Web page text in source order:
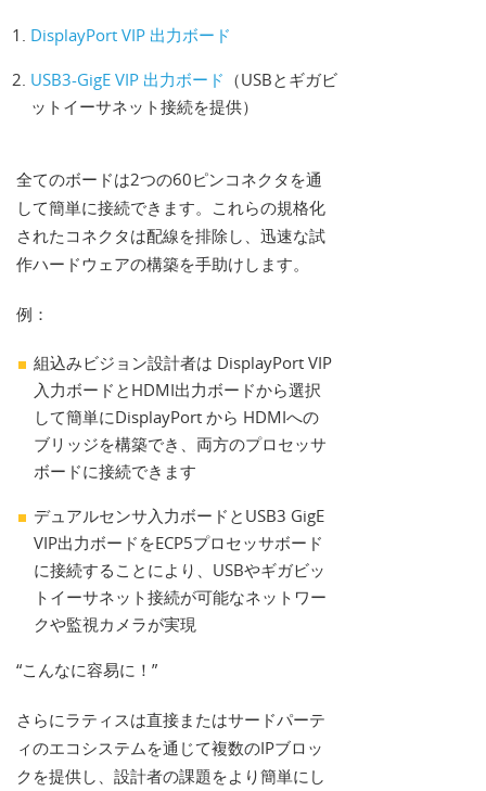
DisplayPort VIP 出力ボード
USB3-GigE VIP 出力ボード （USBとギガビ
ットイーサネット接続を提供）
全てのボードは2つの60ピンコネクタを通
して簡単に接続できます。これらの規格化
されたコネクタは配線を排除し、迅速な試
作ハードウェアの構築を手助けします。
例：
組込みビジョン設計者は DisplayPort VIP
入力ボードとHDMI出力ボードから選択
して簡単にDisplayPort から HDMIへの
ブリッジを構築でき、両方のプロセッサ
ボードに接続できます
デュアルセンサ入力ボードとUSB3 GigE
VIP出力ボードをECP5プロセッサボード
に接続することにより、USBやギガビッ
トイーサネット接続が可能なネットワー
クや監視カメラが実現
“こんなに容易に！”
さらにラティスは直接またはサードパーテ
ィのエコシステムを通じて複数のIPブロッ
クを提供し、設計者の課題をより簡単にし